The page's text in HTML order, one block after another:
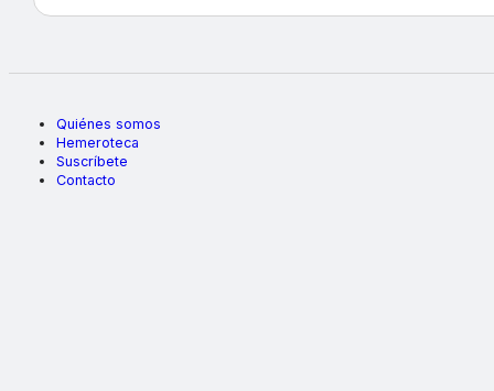
Quiénes somos
Hemeroteca
Suscríbete
Contacto